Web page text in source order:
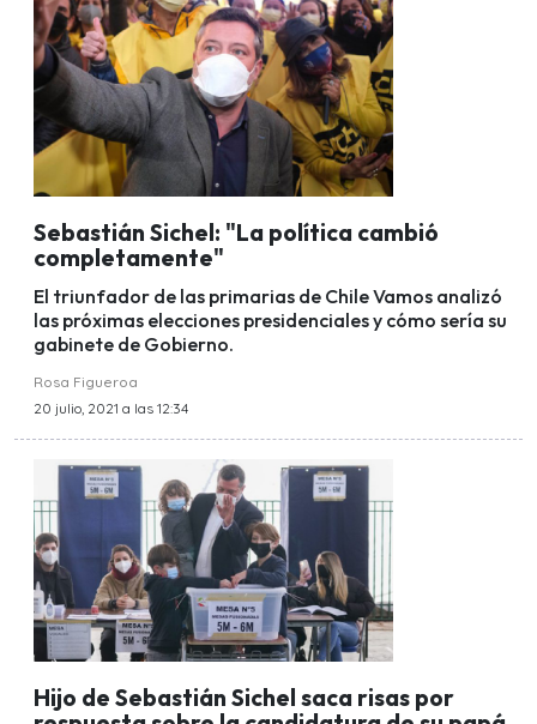
Sebastián Sichel: "La política cambió
completamente"
El triunfador de las primarias de Chile Vamos analizó
las próximas elecciones presidenciales y cómo sería su
gabinete de Gobierno.
Rosa Figueroa
20 julio, 2021 a las 12:34
Hijo de Sebastián Sichel saca risas por